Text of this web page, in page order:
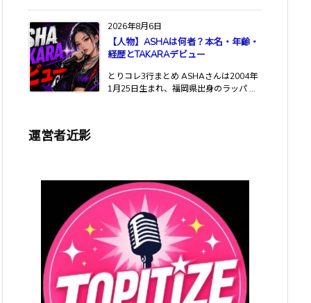
2026年8月6日
【人物】ASHAは何者？本名・年齢・
経歴とTAKARAデビュー
とりコレ3行まとめ ASHAさんは2004年
1月25日生まれ、福岡県出身のラッパ ...
運営者近影